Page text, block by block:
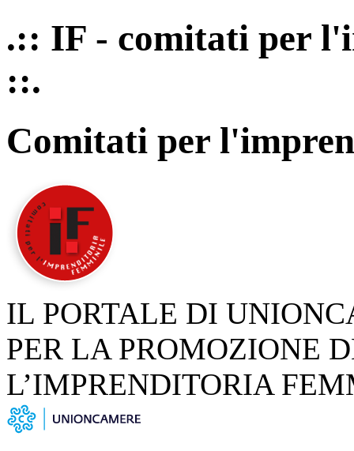
.:: IF - comitati per
::.
Comitati per
IL PORTALE DI
PER LA PROMOZIONE
L’IMPRENDITORIA